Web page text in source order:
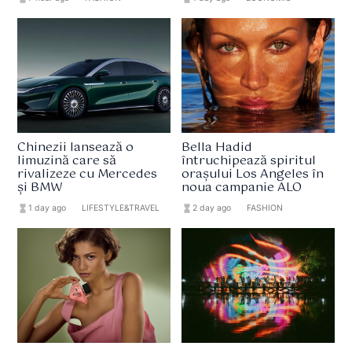
Chinezii lansează o
limuzină care să
rivalizeze cu Mercedes
și BMW
hourglass_full1 day ago LIFESTYLE&TRAVEL
Bella Hadid
întruchipează spiritul
orașului Los Angeles în
noua campanie ALO
hourglass_full 2 day ago FASHION